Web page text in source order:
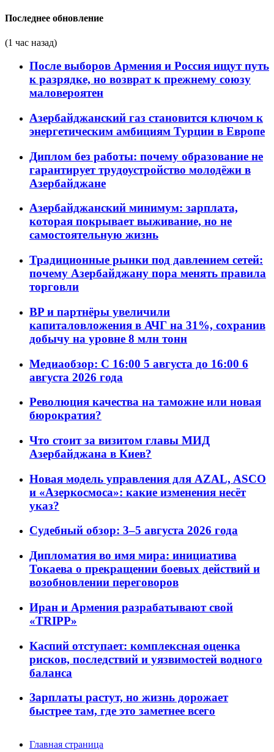
Последнее обновление
(1 час назад)
После выборов Армения и Россия ищут путь
к разрядке, но возврат к прежнему союзу
маловероятен
Азербайджанский газ становится ключом к
энергетическим амбициям Турции в Европе
Диплом без работы: почему образование не
гарантирует трудоустройство молодёжи в
Азербайджане
Азербайджанский минимум: зарплата,
которая покрывает выживание, но не
самостоятельную жизнь
Традиционные рынки под давлением сетей:
почему Азербайджану пора менять правила
торговли
BP и партнёры увеличили
капиталовложения в АЧГ на 31%, сохранив
добычу на уровне 8 млн тонн
Медиаобзор: С 16:00 5 августа до 16:00 6
августа 2026 года
Революция качества на таможне или новая
бюрократия?
Что стоит за визитом главы МИД
Азербайджана в Киев?
Новая модель управления для AZAL, ASCO
и «Азеркосмоса»: какие изменения несёт
указ?
Судебный обзор: 3–5 августа 2026 года
Дипломатия во имя мира: инициатива
Токаева о прекращении боевых действий и
возобновлении переговоров
Иран и Армения разрабатывают свой
«TRIPP»
Каспий отступает: комплексная оценка
рисков, последствий и уязвимостей водного
баланса
Зарплаты растут, но жизнь дорожает
быстрее там, где это заметнее всего
Главная страница